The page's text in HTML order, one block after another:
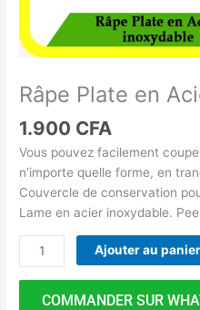
Râpe Plate en
1.900 CFA
Vous pouvez facilement
n’importe quelle forme, en
Couvercle de conservation
Lame en acier inoxydable.
Ajouter au panier
COMMANDER SUR